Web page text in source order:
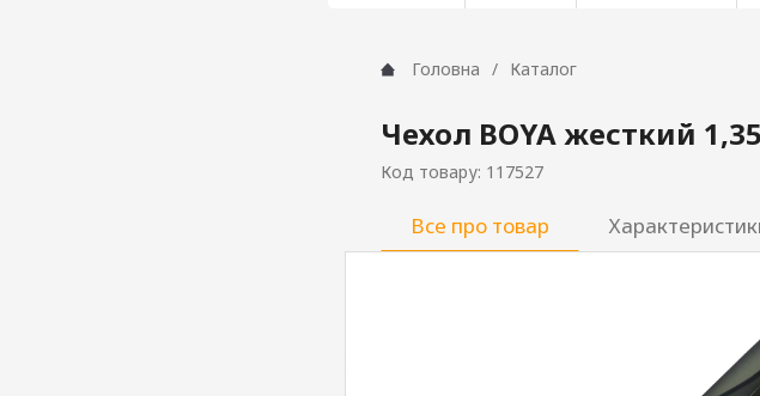
Головна Каталог
Чехол BOYA жесткий
Код товару: 117527
Все про товар